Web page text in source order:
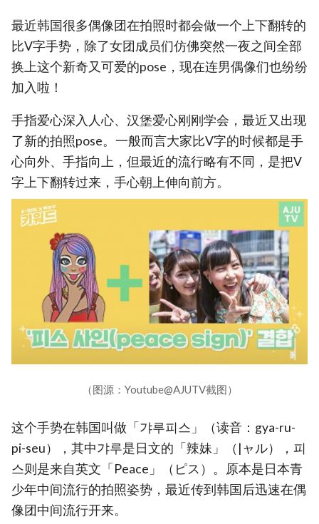
最近韩国很多偶像团在拍照时都会做一个上下翻转的
比V字手势，除了女团成员们仿佛突然一夜之间全部
换上这个新奇又可爱的pose，现在连男偶像们也纷纷
加入啦！
手指爱心深入人心、汉堡爱心刚刚学会，最近又出现
了新的拍照pose。一般而言大家比V字的时候都是手
心向外、手指向上，但最近的流行略有不同，是把V
字上下翻转过来，手心朝上伸向前方。
（图源：Youtube@AJUTV截图）
这个手势在韩国叫做「갸루피스」（读音：gya-ru-
pi-seu），其中갸루是日文的「辣妹」（|ャル），피
스则是来自英文「Peace」（ピス）。原本是日本青
少年中间流行的拍照姿势，最近传到韩国后迅速在偶
像团中间流行开来。